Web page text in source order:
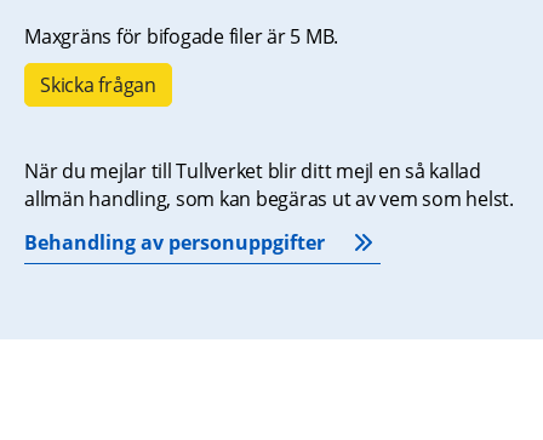
Maxgräns för bifogade filer är 5 MB.
När du mejlar till Tullverket blir ditt mejl en så kallad
allmän handling, som kan begäras ut av vem som helst.
Behandling av personuppgifter